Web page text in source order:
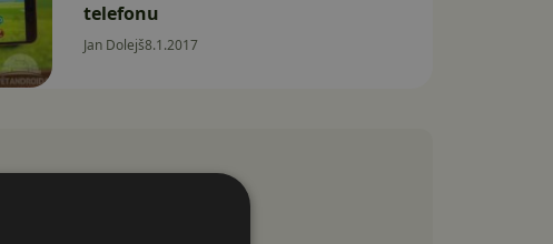
telefonu
Jan Dolejš8.1.2017